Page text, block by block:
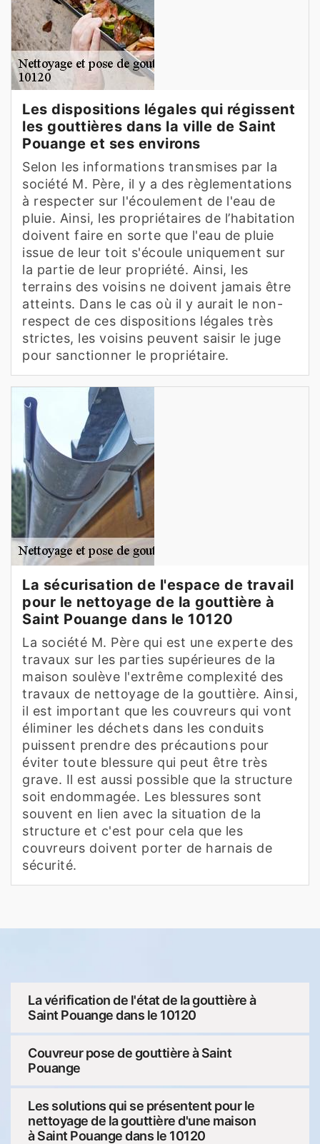
Les dispositions légales qui régissent
les gouttières dans la ville de Saint
Pouange et ses environs
Selon les informations transmises par la
société M. Père, il y a des règlementations
à respecter sur l'écoulement de l'eau de
pluie. Ainsi, les propriétaires de l’habitation
doivent faire en sorte que l'eau de pluie
issue de leur toit s'écoule uniquement sur
la partie de leur propriété. Ainsi, les
terrains des voisins ne doivent jamais être
atteints. Dans le cas où il y aurait le non-
respect de ces dispositions légales très
strictes, les voisins peuvent saisir le juge
pour sanctionner le propriétaire.
La sécurisation de l'espace de travail
pour le nettoyage de la gouttière à
Saint Pouange dans le 10120
La société M. Père qui est une experte des
travaux sur les parties supérieures de la
maison soulève l'extrême complexité des
travaux de nettoyage de la gouttière. Ainsi,
il est important que les couvreurs qui vont
éliminer les déchets dans les conduits
puissent prendre des précautions pour
éviter toute blessure qui peut être très
grave. Il est aussi possible que la structure
soit endommagée. Les blessures sont
souvent en lien avec la situation de la
structure et c'est pour cela que les
couvreurs doivent porter de harnais de
sécurité.
La vérification de l'état de la gouttière à
Saint Pouange dans le 10120
Couvreur pose de gouttière à Saint
Pouange
Les solutions qui se présentent pour le
nettoyage de la gouttière d'une maison
à Saint Pouange dans le 10120